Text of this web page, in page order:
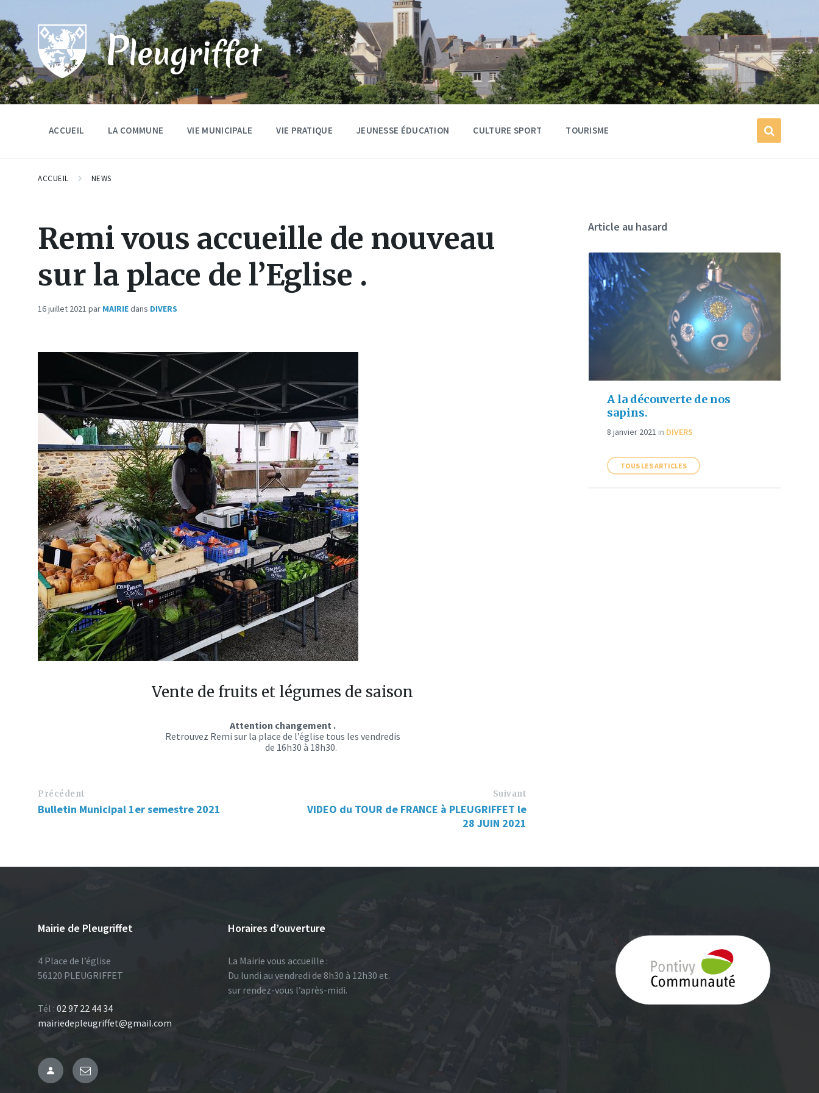
to
content
to
main
navigation
to
footer
Pleugriffet
ACCUEIL LA COMMUNE VIE MUNICIPALE VIE PRATIQUE JEUNESSE ÉDUCATION CULTURE SPORT TOURISME
ACCUEIL NEWS
Remi vous accueille de nouveau
sur la place de l’Eglise .
16 juillet 2021 par MAIRIEdans DIVERS
Vente de fruits et légumes de saison
Attention changement .
Retrouvez Remi sur la place de l’église tous les vendredis
de 16h30 à 18h30.
Précédent
Bulletin Municipal 1er semestre 2021
Suivant
VIDEO du TOUR de FRANCE à PLEUGRIFFET le
28 JUIN 2021
Article au hasard
A la découverte de nos
sapins.
8 janvier 2021 in DIVERS
TOUS LES ARTICLES
Mairie de Pleugriffet
4 Place de l’église
56120 PLEUGRIFFET
Tél : 02 97 22 44 34
mairiedepleugriffet@gmail.com
Horaires d’ouverture
La Mairie vous accueille :
Du lundi au vendredi de 8h30 à 12h30 et
sur rendez-vous l’après-midi.
Administration
Email